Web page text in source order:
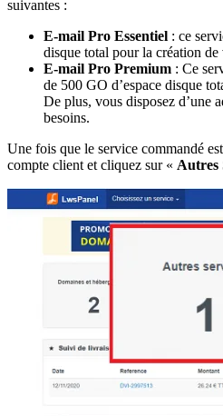
suivantes :
E-mail Pro Essentiel : ce
disque total pour la création de
E-mail Pro Premium : Ce
de 500 GO d’espace disque
De plus, vous disposez d’une
besoins.
Une fois que le service commandé
compte client et cliquez sur « Autres